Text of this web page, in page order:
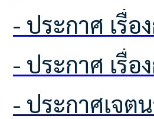
- ประกาศ เ
- ประกาศ เ
- ประกาศเจ